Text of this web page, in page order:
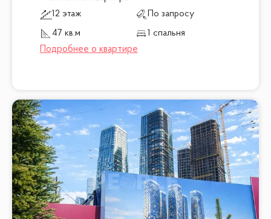
12 этаж
По запросу
47 кв.м
1 спальня